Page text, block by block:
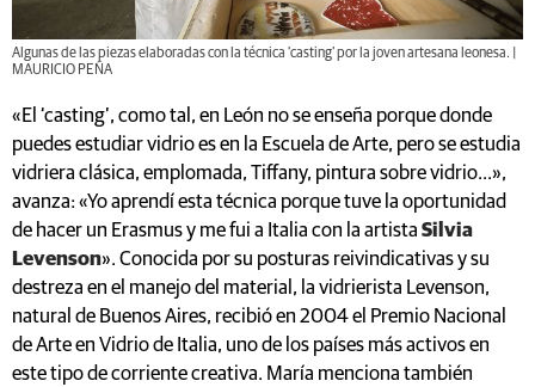
Algunas de las piezas elaboradas con la técnica ‘casting’ por la joven artesana leonesa. |
MAURICIO PEÑA
«El ‘casting’, como tal, en León no se enseña porque donde
puedes estudiar vidrio es en la Escuela de Arte, pero se estudia
vidriera clásica, emplomada, Tiffany, pintura sobre vidrio...»,
avanza: «Yo aprendí esta técnica porque tuve la oportunidad
de hacer un Erasmus y me fui a Italia con la artista Silvia
Levenson». Conocida por su posturas reivindicativas y su
destreza en el manejo del material, la vidrierista Levenson,
natural de Buenos Aires, recibió en 2004 el Premio Nacional
de Arte en Vidrio de Italia, uno de los países más activos en
este tipo de corriente creativa. María menciona también